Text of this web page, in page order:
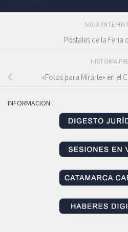
SIGUIENTE
Postales de la Feria
HISTORIA
«Fotos para Mirarte» en el
INFORMACION